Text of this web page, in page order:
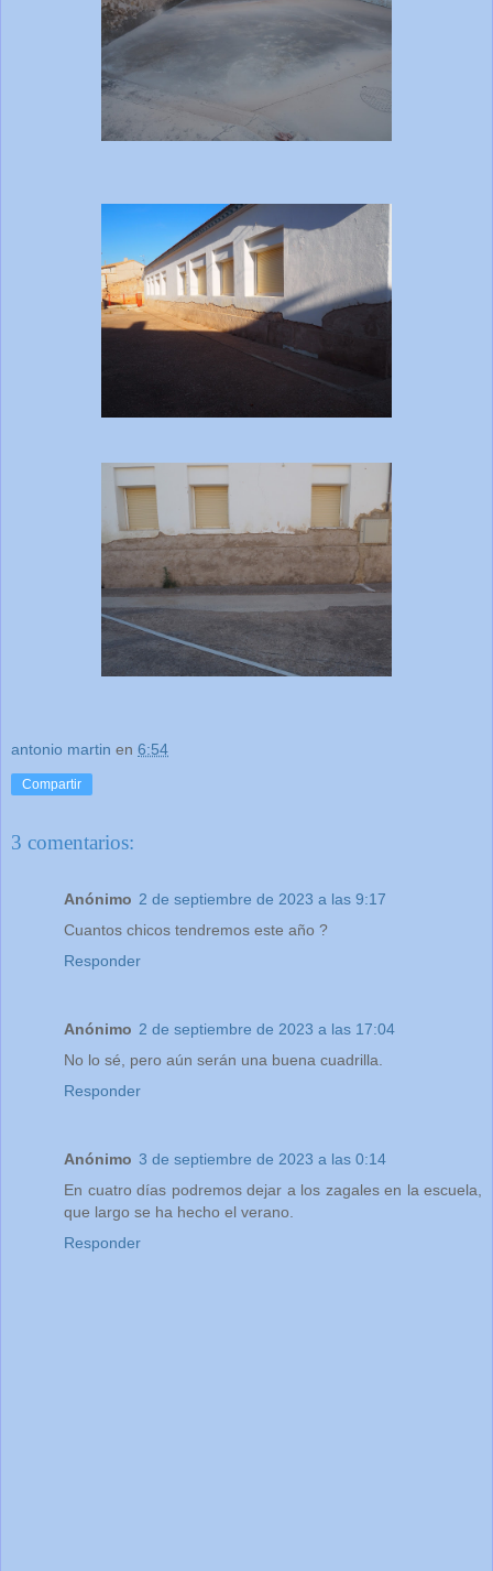
antonio martin en 6:54
Compartir
3 comentarios:
Anónimo 2 de septiembre de 2023 a las 9:17
Cuantos chicos tendremos este año ?
Responder
Anónimo 2 de septiembre de 2023 a las 17:04
No lo sé, pero aún serán una buena cuadrilla.
Responder
Anónimo 3 de septiembre de 2023 a las 0:14
En cuatro días podremos dejar a los zagales en la escuela,
que largo se ha hecho el verano.
Responder